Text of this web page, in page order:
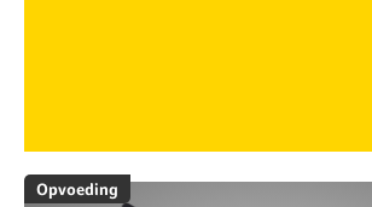
Opvoeding